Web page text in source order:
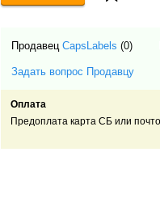
Продавец CapsLabels (0)
Задать вопрос Продавцу
Оплата
Предоплата карта СБ или